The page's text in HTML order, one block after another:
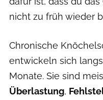
nicht zu früh wieder
Chronische
entwickeln sich
Monate. Sie sind
Überlastung,